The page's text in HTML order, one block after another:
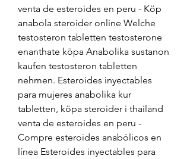
venta de esteroides en peru - Köp
anabola steroider online Welche
testosteron tabletten testosterone
enanthate köpa Anabolika sustanon
kaufen testosteron tabletten
nehmen. Esteroides inyectables
para mujeres anabolika kur
tabletten, köpa steroider i thailand
venta de esteroides en peru -
Compre esteroides anabólicos en
línea Esteroides inyectables para